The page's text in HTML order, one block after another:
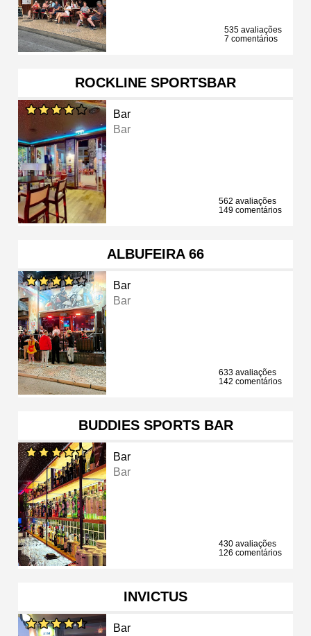
535 avaliações
7 comentários
ROCKLINE SPORTSBAR
Bar
Bar
562 avaliações
149 comentários
ALBUFEIRA 66
Bar
Bar
633 avaliações
142 comentários
BUDDIES SPORTS BAR
Bar
Bar
430 avaliações
126 comentários
INVICTUS
Bar